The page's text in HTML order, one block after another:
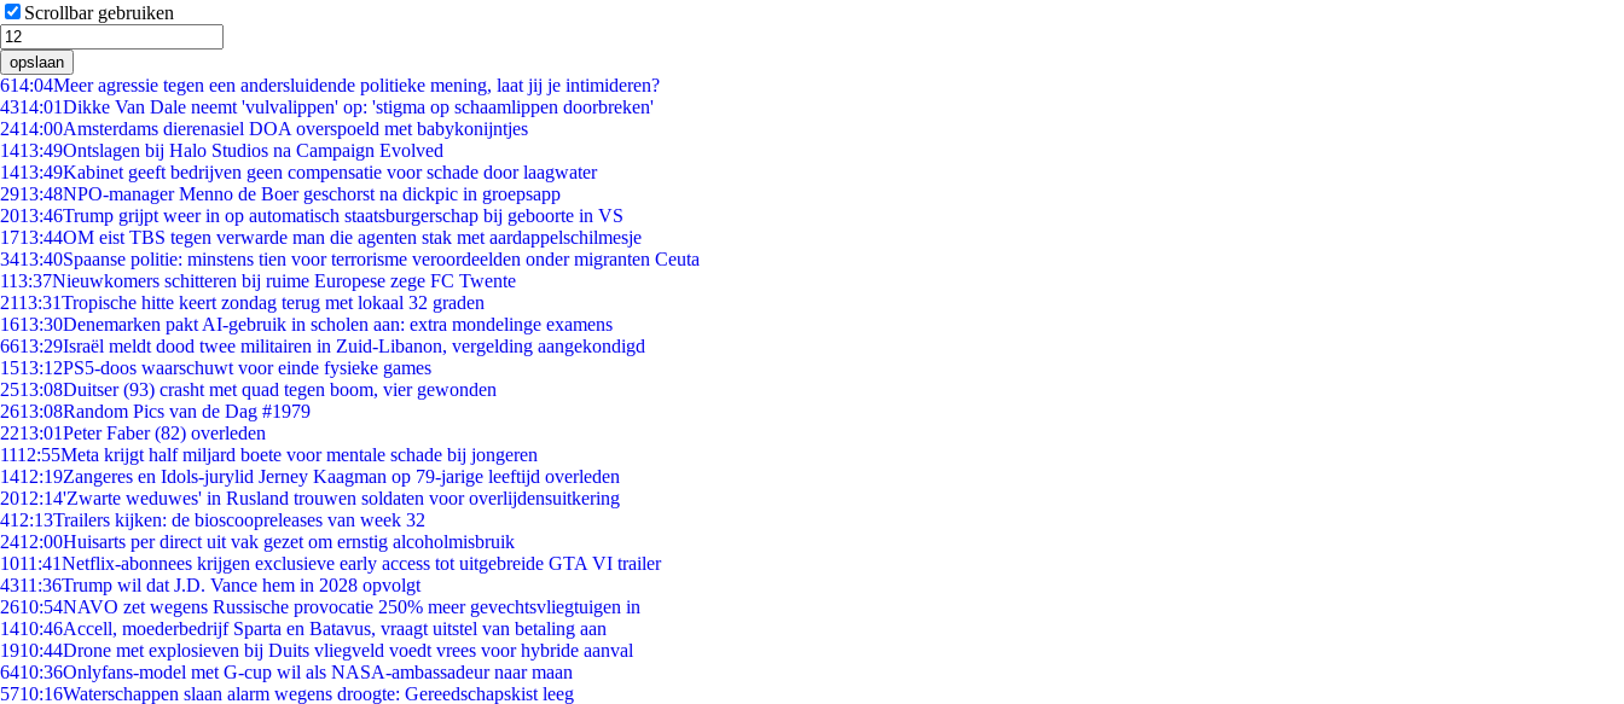
Scrollbar gebruiken
opslaan
614:04Meer agressie tegen een andersluidende politieke mening, laat jij je intimideren?
4314:01Dikke Van Dale neemt 'vulvalippen' op: 'stigma op schaamlippen doorbreken'
2414:00Amsterdams dierenasiel DOA overspoeld met babykonijntjes
1413:49Ontslagen bij Halo Studios na Campaign Evolved
1413:49Kabinet geeft bedrijven geen compensatie voor schade door laagwater
2913:48NPO-manager Menno de Boer geschorst na dickpic in groepsapp
2013:46Trump grijpt weer in op automatisch staatsburgerschap bij geboorte in VS
1713:44OM eist TBS tegen verwarde man die agenten stak met aardappelschilmesje
3413:40Spaanse politie: minstens tien voor terrorisme veroordeelden onder migranten Ceuta
113:37Nieuwkomers schitteren bij ruime Europese zege FC Twente
2113:31Tropische hitte keert zondag terug met lokaal 32 graden
1613:30Denemarken pakt AI-gebruik in scholen aan: extra mondelinge examens
6613:29Israël meldt dood twee militairen in Zuid-Libanon, vergelding aangekondigd
1513:12PS5-doos waarschuwt voor einde fysieke games
2513:08Duitser (93) crasht met quad tegen boom, vier gewonden
2613:08Random Pics van de Dag #1979
2213:01Peter Faber (82) overleden
1112:55Meta krijgt half miljard boete voor mentale schade bij jongeren
1412:19Zangeres en Idols-jurylid Jerney Kaagman op 79-jarige leeftijd overleden
2012:14'Zwarte weduwes' in Rusland trouwen soldaten voor overlijdensuitkering
412:13Trailers kijken: de bioscoopreleases van week 32
2412:00Huisarts per direct uit vak gezet om ernstig alcoholmisbruik
1011:41Netflix-abonnees krijgen exclusieve early access tot uitgebreide GTA VI trailer
4311:36Trump wil dat J.D. Vance hem in 2028 opvolgt
2610:54NAVO zet wegens Russische provocatie 250% meer gevechtsvliegtuigen in
1410:46Accell, moederbedrijf Sparta en Batavus, vraagt uitstel van betaling aan
1910:44Drone met explosieven bij Duits vliegveld voedt vrees voor hybride aanval
6410:36Onlyfans-model met G-cup wil als NASA-ambassadeur naar maan
5710:16Waterschappen slaan alarm wegens droogte: Gereedschapskist leeg